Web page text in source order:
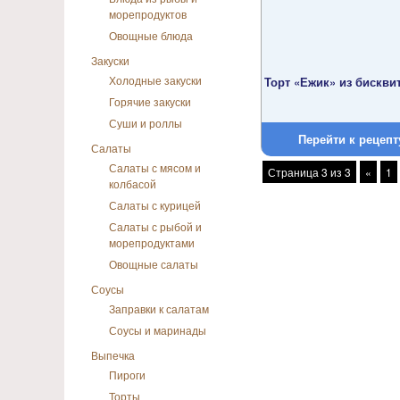
морепродуктов
Овощные блюда
Закуски
Холодные закуски
Горячие закуски
Суши и роллы
Салаты
Салаты с мясом и
колбасой
Салаты с курицей
Салаты с рыбой и
морепродуктами
Овощные салаты
Соусы
Заправки к салатам
Соусы и маринады
Выпечка
Пироги
Торты
Перейти к
Торт «Ежик» из
Страница 3 из 3 « 1